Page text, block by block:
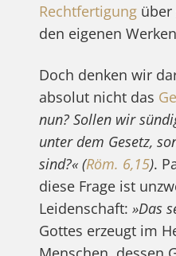
Rechtfertigungüber
den eigenen
Doch denken wir
absolut nicht das
nun? Sollen wir
unter dem Gesetz,
sind?« (Röm. 6,15).
diese Frage ist
Leidenschaft: »Das
Gottes erzeugt im